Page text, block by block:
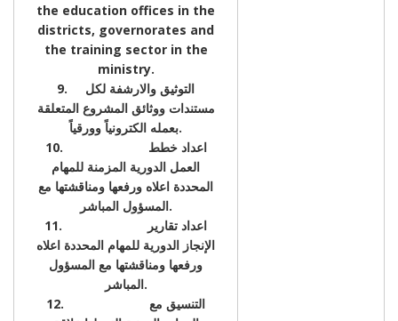
the education offices in the
districts, governorates and
the training sector in the
ministry.
9. التوثيق والارشفة لكل
مستندات ووثائق المشروع المتعلقة
بعمله الكترونياً وورقياً.
10. اعداد خطط
العمل الدورية المزمنة للمهام
المحددة اعلاه ورفعها ومناقشتها مع
المسؤول المباشر.
11. اعداد تقارير
الإنجاز الدورية للمهام المحددة اعلاه
ورفعها ومناقشتها مع المسؤول
المباشر.
12. التنسيق مع